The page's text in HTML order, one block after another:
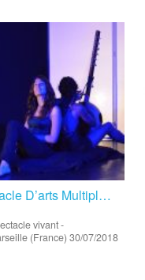
Spectacle D’arts Multiples – Spectacle Vivant
vivant-
(France) 30/07/2018